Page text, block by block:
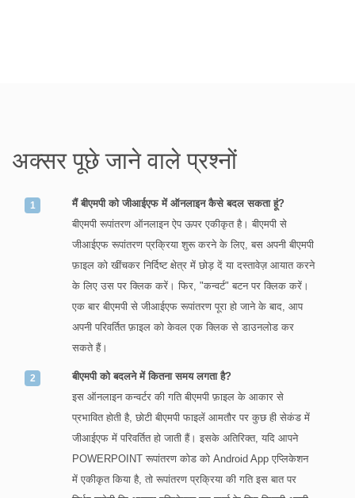
अक्सर पूछे जाने वाले प्रश्नों
मैं बीएमपी को जीआईएफ में ऑनलाइन कैसे बदल सकता हूं?
बीएमपी रूपांतरण ऑनलाइन ऐप ऊपर एकीकृत है। बीएमपी से
जीआईएफ रूपांतरण प्रक्रिया शुरू करने के लिए, बस अपनी बीएमपी
फ़ाइल को खींचकर निर्दिष्ट क्षेत्र में छोड़ दें या दस्तावेज़ आयात करने
के लिए उस पर क्लिक करें। फिर, "कन्वर्ट" बटन पर क्लिक करें।
एक बार बीएमपी से जीआईएफ रूपांतरण पूरा हो जाने के बाद, आप
अपनी परिवर्तित फ़ाइल को केवल एक क्लिक से डाउनलोड कर
सकते हैं।
बीएमपी को बदलने में कितना समय लगता है?
इस ऑनलाइन कन्वर्टर की गति बीएमपी फ़ाइल के आकार से
प्रभावित होती है, छोटी बीएमपी फाइलें आमतौर पर कुछ ही सेकंड में
जीआईएफ में परिवर्तित हो जाती हैं। इसके अतिरिक्त, यदि आपने
POWERPOINT रूपांतरण कोड को Android App एप्लिकेशन
में एकीकृत किया है, तो रूपांतरण प्रक्रिया की गति इस बात पर